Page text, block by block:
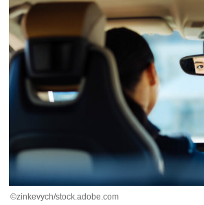
©zinkevych/stock.adobe.com